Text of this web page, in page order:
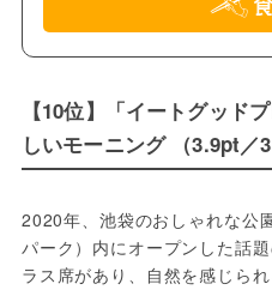
【10位】「イートグッド
しいモーニング （3.9pt／
2020年、池袋のおしゃれな公
パーク）内にオープンした話
ラス席があり、自然を感じられ